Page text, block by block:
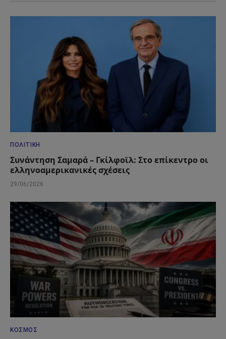
ΠΟΛΙΤΙΚΉ
Συνάντηση Σαμαρά – Γκίλφοϊλ: Στο επίκεντρο οι
ελληνοαμερικανικές σχέσεις
29/06/2026
ΚΌΣΜΟΣ